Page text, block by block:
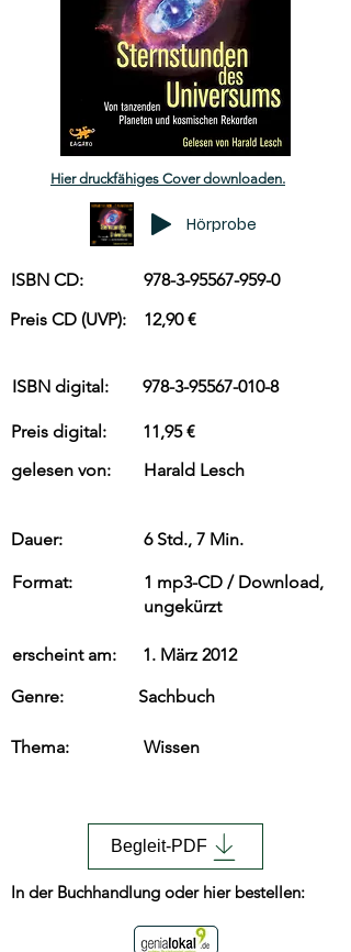
Hier druckfähiges Cover downloaden.
Hörprobe
ISBN CD:
978-3-95567-959-0
Preis CD (UVP):
12,90 €
ISBN digital:
Preis digital:
gelesen von:
978-3-95567-010-8
11,95 €
Harald Lesch
Dauer:
Format:
erscheint am:
Genre:
Thema:
6 Std., 7 Min.
1 mp3-CD / Download,
ungekürzt
1. März 2012
Sachbuch
Wissen
Begleit-PDF
In der Buchhandlung oder hier bestellen: